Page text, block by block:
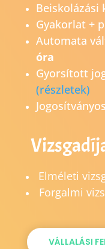
Beiskolázási
Gyakorlat +
Automata
óra
Gyorsított
(részletek)
Elméleti
Forgalmi
VÁLLALÁSI